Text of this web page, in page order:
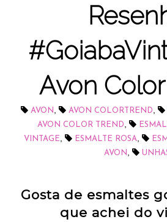
Avon
AVON, AVON COLORTREND,
AVON COLOR TREND,
VINTAGE, ESMALTE ROSA,
AVON,
Gosta de esmaltes
que achei do